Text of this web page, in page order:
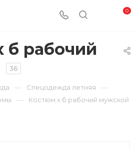
0
б рабочий
36
— Спецодежда летняя —
— Костюм х б рабочий мужской